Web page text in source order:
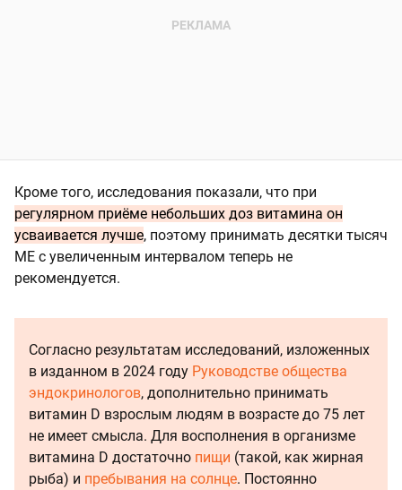
Кроме того, исследования показали, что при
регулярном приёме небольших доз витамина он
усваивается лучше, поэтому принимать десятки тысяч
МЕ с увеличенным интервалом теперь не
рекомендуется.
Согласно результатам исследований, изложенных
в изданном в 2024 году Руководстве общества
эндокринологов, дополнительно принимать
витамин D взрослым людям в возрасте до 75 лет
не имеет смысла. Для восполнения в организме
витамина D достаточно пищи (такой, как жирная
рыба) и пребывания на солнце. Постоянно